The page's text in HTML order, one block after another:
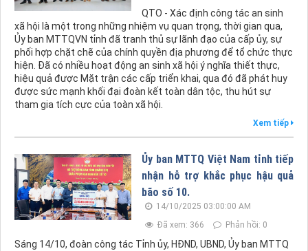
QTO - Xác định công tác an sinh
xã hội là một trong những nhiệm vụ quan trọng, thời gian qua,
Ủy ban MTTQVN tỉnh đã tranh thủ sự lãnh đạo của cấp ủy, sự
phối hợp chặt chẽ của chính quyền địa phương để tổ chức thực
hiện. Đã có nhiều hoạt động an sinh xã hội ý nghĩa thiết thực,
hiệu quả được Mặt trận các cấp triển khai, qua đó đã phát huy
được sức mạnh khối đại đoàn kết toàn dân tộc, thu hút sự
tham gia tích cực của toàn xã hội.
Xem tiếp
Ủy ban MTTQ Việt Nam tỉnh tiếp
nhận hỗ trợ khắc phục hậu quả
bão số 10.
14/10/2025 03:00:00 AM
Đã xem: 366
Phản hồi: 0
Sáng 14/10, đoàn công tác Tỉnh ủy, HĐND, UBND, Ủy ban MTTQ